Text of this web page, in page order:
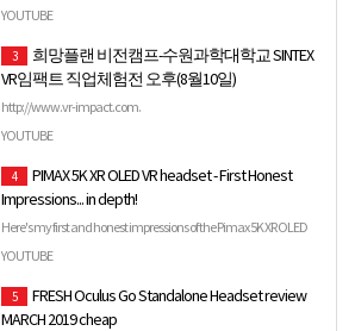
YOUTUBE
3
희망플랜 비전캠프-수원과학대학교 SINTEX
VR임팩트 직업체험전 오후(8월10일)
http://www.vr-impact.com.
YOUTUBE
4
PIMAX 5K XR OLED VR headset - First Honest
Impressions... in depth!
Here's my first and honest impressions of the Pimax 5K XR OLED
version VR headset, in-depth SweViver-style of course, ki…
YOUTUBE
5
FRESH Oculus Go Standalone Headset review
MARCH 2019 cheap